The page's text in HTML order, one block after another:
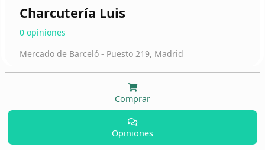
Charcutería Luis
0 opiniones
Mercado de Barceló - Puesto 219, Madrid
Comprar
Opiniones